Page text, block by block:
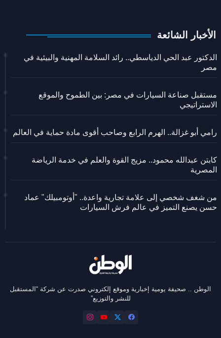
الأخبار الشائعة
الدكتور عبد الحي الدياسطي.. رائد السلامة المهنية والبيئية في
مصر
مستقبل صناعة السيارات في مصر: بين الطموح والموقع
الاستراتيجي
رامي أبو غزالة.. الهرم الرابع وصاحب أقوى مادة حماية في العالم
كابتن عبدالله محمود.. مزيج القوة والعلم في خدمة الرياضة
المصرية
من شغف شخصي إلى علامة تجارية واعدة.. "أوتومبيلك" عماد
حسن يصنع التميز في عالم فرش السيارات
الوطن .. صحيفة يومية إخبارية وموقع إلكتروني صدرت عن شركة “المستقبل
للنشر والتوزيع”